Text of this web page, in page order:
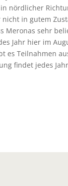
nördlicher
in gutem
Meronas sehr
Jahr hier im
es Teilnahmen
findet jedes